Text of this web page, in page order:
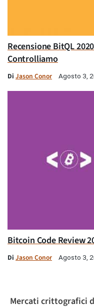
Recensione BitQL
Controlliamo
Di Jason Conor Agosto 3,
Bitcoin Code Review
Di Jason Conor Agosto 3,
Mercati crittografici